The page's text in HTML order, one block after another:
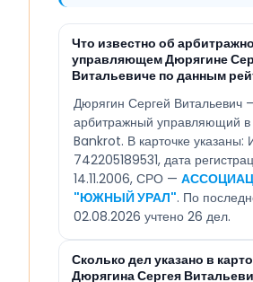
Что известно об
управляющем Дюрягине
Витальевиче по данным
Дюрягин Сергей Витальевич
арбитражный управляющий
Bankrot. В карточке указаны:
742205189531, дата
14.11.2006, СРО —
"ЮЖНЫЙ УРАЛ". По
02.08.2026 учтено 26 дел.
Сколько дел указано в
Дюрягина Сергея